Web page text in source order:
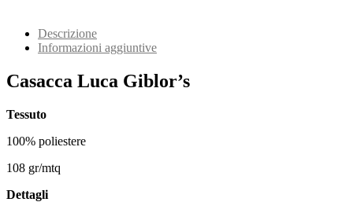
Descrizione
Informazioni aggiuntive
Casacca Luca Giblor’s
Tessuto
100% poliestere
108 gr/mtq
Dettagli